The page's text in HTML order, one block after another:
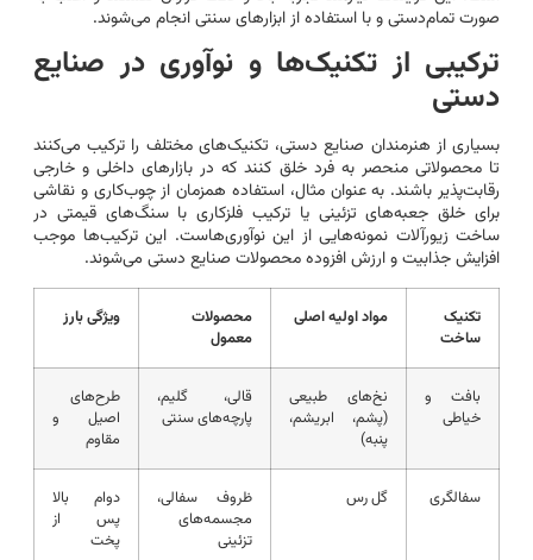
صورت تمام‌دستی و با استفاده از ابزارهای سنتی انجام می‌شوند.
ترکیبی از تکنیک‌ها و نوآوری در صنایع
دستی
بسیاری از هنرمندان صنایع دستی، تکنیک‌های مختلف را ترکیب می‌کنند
تا محصولاتی منحصر به فرد خلق کنند که در بازارهای داخلی و خارجی
رقابت‌پذیر باشند. به عنوان مثال، استفاده همزمان از چوب‌کاری و نقاشی
برای خلق جعبه‌های تزئینی یا ترکیب فلزکاری با سنگ‌های قیمتی در
ساخت زیورآلات نمونه‌هایی از این نوآوری‌هاست. این ترکیب‌ها موجب
افزایش جذابیت و ارزش افزوده محصولات صنایع دستی می‌شوند.
تکنیک
ساخت
مواد اولیه اصلی
محصولات
معمول
ویژگی بارز
بافت و
خیاطی
نخ‌های طبیعی
(پشم، ابریشم،
پنبه)
قالی، گلیم،
پارچه‌های سنتی
طرح‌های
اصیل و
مقاوم
سفالگری گل رس
ظروف سفالی،
مجسمه‌های
تزئینی
دوام بالا
پس از
پخت